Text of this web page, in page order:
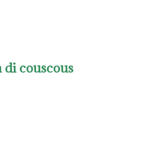
di couscous